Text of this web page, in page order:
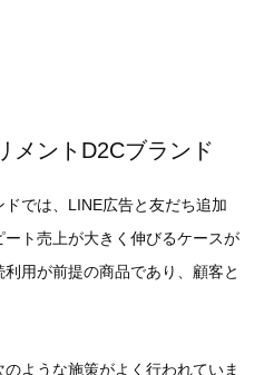
ントD2Cブランド
では、LINE広告と友だち追加
ト売上が大きく伸びるケースが
用が前提の商品であり、顧客と
ような施策がよく行われていま